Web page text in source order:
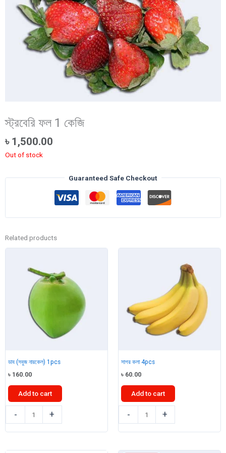
স্ট্রবেরি ফল 1 কেজি
৳ 1,500.00
Out of stock
Guaranteed Safe Checkout
Related products
ডাব (সবুজ নারকেল) 1pcs
৳ 160.00
Add to cart
-
(সবুজ
নারকেল)
+
সাগর কলা 4pcs
৳ 60.00
Add to cart
-
কলা
4pcs
+